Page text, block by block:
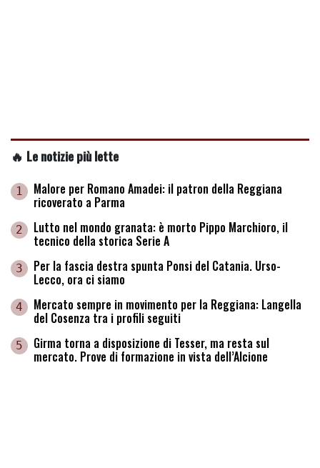
🔥 Le notizie più lette
1 Malore per Romano Amadei: il patron della Reggiana
ricoverato a Parma
2 Lutto nel mondo granata: è morto Pippo Marchioro, il
tecnico della storica Serie A
3 Per la fascia destra spunta Ponsi del Catania. Urso-
Lecco, ora ci siamo
4 Mercato sempre in movimento per la Reggiana: Langella
del Cosenza tra i profili seguiti
5 Girma torna a disposizione di Tesser, ma resta sul
mercato. Prove di formazione in vista dell’Alcione